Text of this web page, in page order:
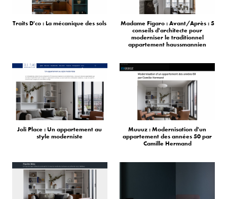
Traits D'co : La mécanique des sols
Madame Figaro : Avant/Après : 5
conseils d'architecte pour
moderniser le traditionnel
appartement haussmannien
Joli Place : Un appartement au
style moderniste
Muuuz : Modernisation d'un
appartement des années 50 par
Camille Hermand